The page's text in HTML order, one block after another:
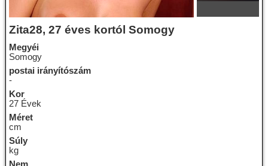
Zita28, 27 éves kortól Somogy
Megyéi
Somogy
postai irányítószám
-
Kor
27 Évek
Méret
cm
Súly
kg